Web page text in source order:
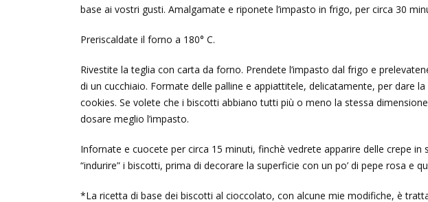
base ai vostri gusti. Amalgamate e riponete l’impasto in frigo, per circa 30
Preriscaldate il forno a 180° C.
Rivestite la teglia con carta da forno. Prendete l’impasto dal frigo e
di un cucchiaio. Formate delle palline e appiattitele, delicatamente, per dare
cookies. Se volete che i biscotti abbiano tutti più o meno la stessa
dosare meglio l’impasto.
Infornate e cuocete per circa 15 minuti, finchè vedrete apparire delle crepe in
“indurire” i biscotti, prima di decorare la superficie con un po’ di pepe rosa e
*La ricetta di base dei biscotti al cioccolato, con alcune mie modifiche, è